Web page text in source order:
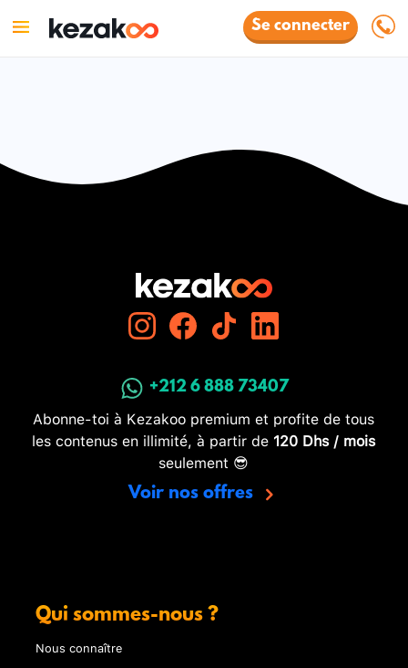
Se connecter
+212 6 888 73407
Abonne-toi à Kezakoo premium et profite de tous
les contenus en illimité, à partir de 120 Dhs / mois
seulement 😎
Voir nos offres
Qui sommes-nous ?
Nous connaître